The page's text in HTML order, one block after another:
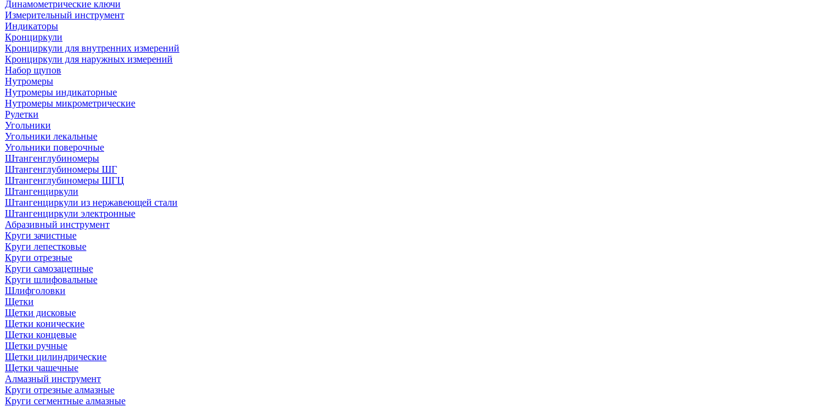
Динамометрические ключи
Измерительный инструмент
Индикаторы
Кронциркули
Кронциркули для внутренних измерений
Кронциркули для наружных измерений
Набор щупов
Нутромеры
Нутромеры индикаторные
Нутромеры микрометрические
Рулетки
Угольники
Угольники лекальные
Угольники поверочные
Штангенглубиномеры
Штангенглубиномеры ШГ
Штангенглубиномеры ШГЦ
Штангенциркули
Штангенциркули из нержавеющей стали
Штангенциркули электронные
Абразивный инструмент
Круги зачистные
Круги лепестковые
Круги отрезные
Круги самозацепные
Круги шлифовальные
Шлифголовки
Щетки
Щетки дисковые
Щетки конические
Щетки концевые
Щетки ручные
Щетки цилиндрические
Щетки чашечные
Алмазный инструмент
Круги отрезные алмазные
Круги сегментные алмазные